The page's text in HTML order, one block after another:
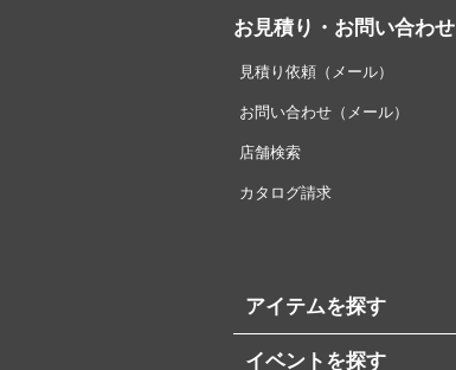
お見積り・お問い合わせ
見積り依頼（メール）
お問い合わせ（メール）
店舗検索
カタログ請求
アイテムを探す
イベントを探す